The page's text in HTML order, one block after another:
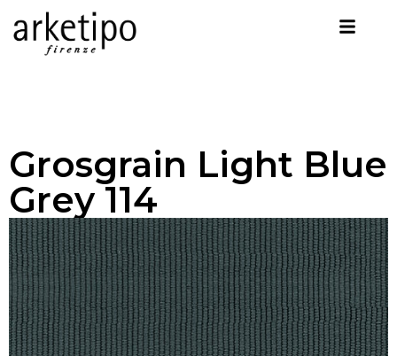
Grosgrain Light Blue
Grey 114